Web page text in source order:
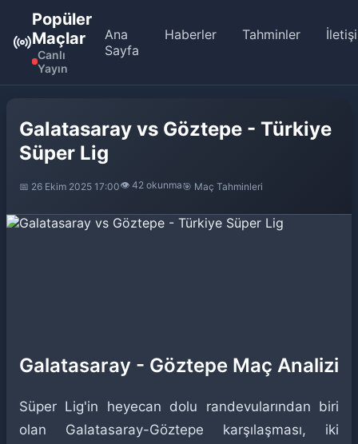
Popüler
Maçlar
Canlı
Yayın
Ana
Sayfa
Haberler Tahminler
Galatasaray vs Göztepe - Türkiye
Süper Lig
📅 26 Ekim 2025 17:00👁️ 42 okunma🎯 Maç Tahminleri
Galatasaray - Göztepe Maç Analizi
Süper Lig'in heyecan dolu randevularından biri
olan Galatasaray-Göztepe karşılaşması, iki